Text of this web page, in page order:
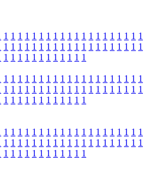
1 1 1 1 1 1 1 1 1 1 1 1 1 1 1 1 1 1 1 1
1 1 1 1 1 1 1 1 1 1 1 1 1 1 1 1 1 1 1 1
1 1 1 1 1 1 1 1 1 1 1 1
1 1 1 1 1 1 1 1 1 1 1 1 1 1 1 1 1 1 1 1
1 1 1 1 1 1 1 1 1 1 1 1 1 1 1 1 1 1 1 1
1 1 1 1 1 1 1 1 1 1 1 1
1 1 1 1 1 1 1 1 1 1 1 1 1 1 1 1 1 1 1 1
1 1 1 1 1 1 1 1 1 1 1 1 1 1 1 1 1 1 1 1
1 1 1 1 1 1 1 1 1 1 1 1